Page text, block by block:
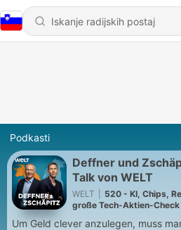
Podkasti
Deffner und
Talk von WELT
WELT
520 - KI, Chips,
große Tech-Aktien-Check
Um Geld clever anzulegen, muss